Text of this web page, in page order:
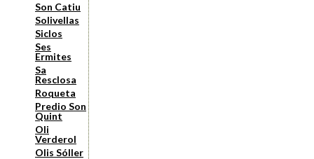
Son Catiu
Solivellas
Siclos
Ses
Ermites
Sa
Resclosa
Roqueta
Predio Son
Quint
Oli
Verderol
Olis Sóller